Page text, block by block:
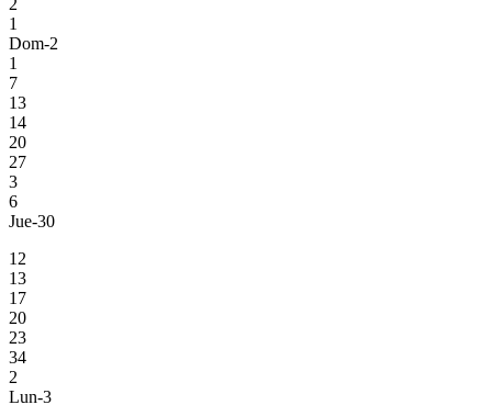
1
Dom-2
1
7
13
14
20
27
3
6
Jue-30
12
13
17
20
23
34
2
Lun-3